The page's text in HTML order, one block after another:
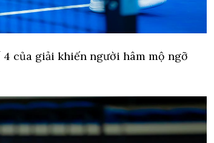
của giải khiến người hâm mộ ngỡ